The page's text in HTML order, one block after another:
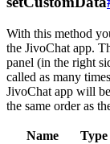
With this method
the JivoChat app.
panel (in the right
called as many
JivoChat app will
the same order as
Name Type